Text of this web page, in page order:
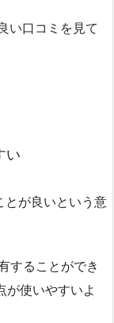
い口コミを見て
い
とが良いという意
することができ
が使いやすいよ